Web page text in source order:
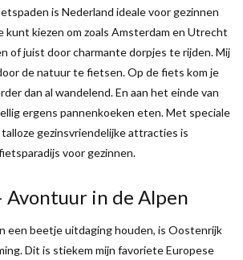
is Nederland ideale voor gezinnen
kunt kiezen om zoals Amsterdam en Utrecht
of juist door charmante dorpjes te rijden. Mij
de natuur te fietsen. Op de fiets kom je
dan al wandelend. En aan het einde van
ergens pannenkoeken eten. Met speciale
gezinsvriendelijke attracties is
voor gezinnen.
in de Alpen
een beetje uitdaging houden, is Oostenrijk
Dit is stiekem mijn favoriete Europese